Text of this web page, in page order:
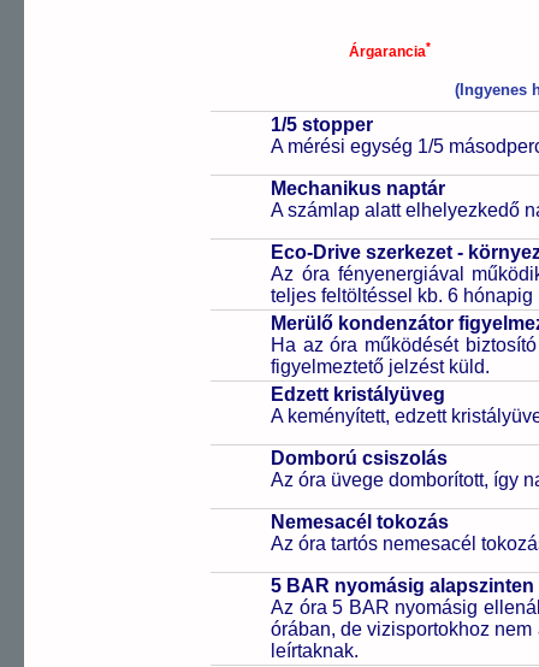
Árgarancia*
(Ingyenes
1/5 stopper
A mérési egység 1/5
Mechanikus naptár
A számlap alatt elhelyezkedő
Eco-Drive szerkezet -
Az óra fényenergiával
teljes feltöltéssel kb. 6
Merülő kondenzátor
Ha az óra működését
figyelmeztető jelzést küld.
Edzett kristályüveg
A keményített, edzett
Domború csiszolás
Az óra üvege domborított, így
Nemesacél tokozás
Az óra tartós nemesacél
5 BAR nyomásig alapszinten
Az óra 5 BAR nyomásig
órában, de vizisportokhoz
leírtaknak.